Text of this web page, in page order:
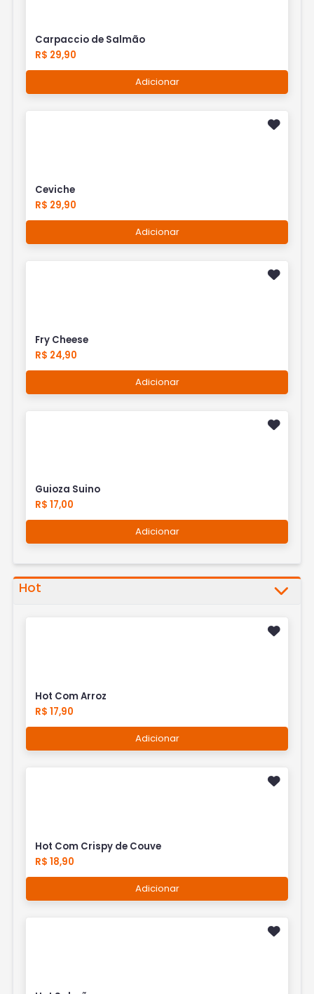
Carpaccio de Salmão
R$ 29,90
Adicionar
Ceviche
R$ 29,90
Adicionar
Fry Cheese
R$ 24,90
Adicionar
Guioza Suino
R$ 17,00
Adicionar
Hot
Hot Com Arroz
R$ 17,90
Adicionar
Hot Com Crispy de Couve
R$ 18,90
Adicionar